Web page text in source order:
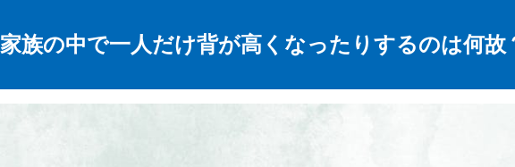
家族の中で一人だけ背が高くなったりするのは何故